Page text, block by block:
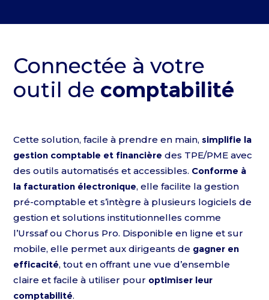
Connectée à votre
outil de comptabilité
Cette solution, facile à prendre en main,simplifie la
gestion comptable et financière des TPE/PME avec
des outils automatisés et accessibles. Conforme à
la facturation électronique, elle facilite la gestion
pré-comptable et s’intègre à plusieurs logiciels de
gestion et solutions institutionnelles comme
l’Urssaf ou Chorus Pro. Disponible en ligne et sur
mobile, elle permet aux dirigeants de gagner en
efficacité, tout en offrant une vue d’ensemble
claire et facile à utiliser pour optimiser leur
comptabilité.